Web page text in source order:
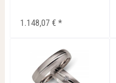
1.148,07 € *